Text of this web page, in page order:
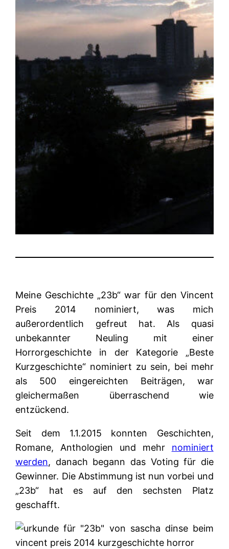
Meine Geschichte „23b“ war für den Vincent
Preis 2014 nominiert, was mich
außerordentlich gefreut hat. Als quasi
unbekannter Neuling mit einer
Horrorgeschichte in der Kategorie „Beste
Kurzgeschichte“ nominiert zu sein, bei mehr
als 500 eingereichten Beiträgen, war
gleichermaßen überraschend wie
entzückend.
Seit dem 1.1.2015 konnten Geschichten,
Romane, Anthologien und mehr nominiert
werden, danach begann das Voting für die
Gewinner. Die Abstimmung ist nun vorbei und
„23b“ hat es auf den sechsten Platz
geschafft.